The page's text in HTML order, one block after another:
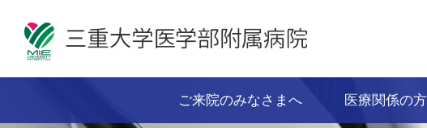
ご来院のみなさまへ 医療関係の